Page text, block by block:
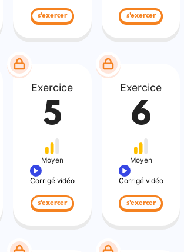
s'exercer s'exercer
Exercice
5
Moyen
Corrigé vidéo
s'exercer
Exercice
6
Moyen
Corrigé vidéo
s'exercer